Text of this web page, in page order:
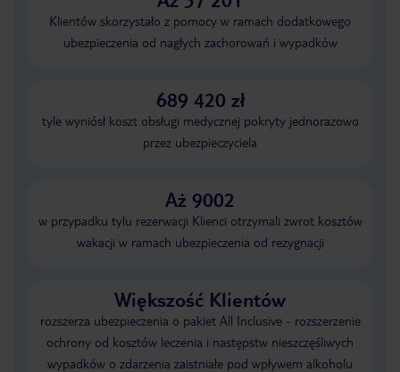
Klientów skorzystało z pomocy w ramach dodatkowego
ubezpieczenia od nagłych zachorowań i wypadków
689 420 zł
tyle wyniósł koszt obsługi medycznej pokryty jednorazowo
przez ubezpieczyciela
Aż 9002
w przypadku tylu rezerwacji Klienci otrzymali zwrot kosztów
wakacji w ramach ubezpieczenia od rezygnacji
Większość Klientów
rozszerza ubezpieczenia o pakiet All Inclusive - rozszerzenie
ochrony od kosztów leczenia i następstw nieszczęśliwych
wypadków o zdarzenia zaistniałe pod wpływem alkoholu